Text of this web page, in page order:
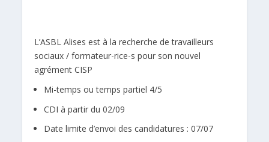
L’ASBL Alises est à la recherche de travailleurs
sociaux / formateur-rice-s pour son nouvel
agrément CISP
Mi-temps ou temps partiel 4/5
CDI à partir du 02/09
Date limite d’envoi des candidatures : 07/07